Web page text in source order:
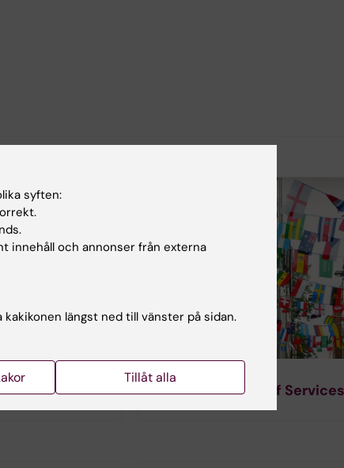
International Staff Services
syften:
innehåll och annonser från externa
längst ned till vänster på sidan.
Tillåt alla